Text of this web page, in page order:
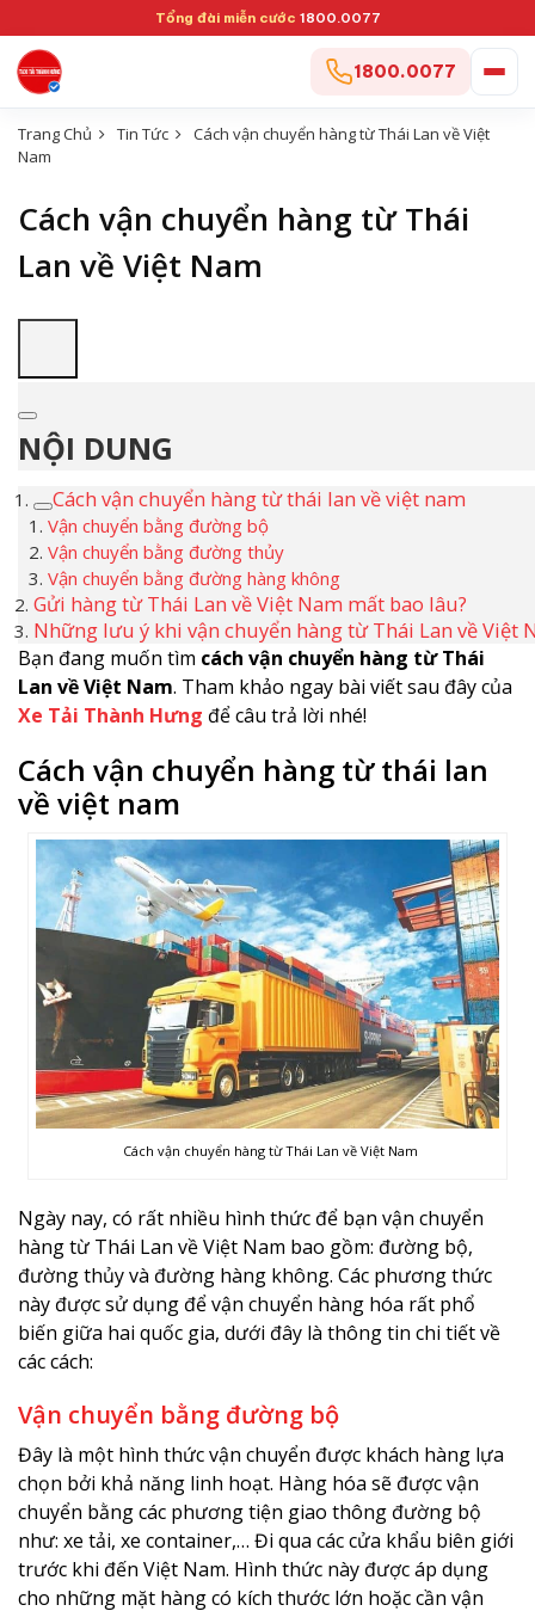
Tổng đài miễn cước 1800.0077
1800.0077
Trang Chủ Tin Tức
Cách vận chuyển hàng từ Thái Lan về Việt
Nam
Cách vận chuyển hàng từ Thái
Lan về Việt Nam
NỘI DUNG
Cách vận chuyển hàng từ thái lan về việt nam
Vận chuyển bằng đường bộ
Vận chuyển bằng đường thủy
Vận chuyển bằng đường hàng không
Gửi hàng từ Thái Lan về Việt Nam mất bao lâu?
Những lưu ý khi vận chuyển hàng từ Thái Lan về Việt
Bạn đang muốn tìm cách vận chuyển hàng từ Thái
Lan về Việt Nam. Tham khảo ngay bài viết sau đây của
Xe Tải Thành Hưng để câu trả lời nhé!
Cách vận chuyển hàng từ thái lan
về việt nam
Cách vận chuyển hàng từ Thái Lan về Việt Nam
Ngày nay, có rất nhiều hình thức để bạn vận chuyển
hàng từ Thái Lan về Việt Nam bao gồm: đường bộ,
đường thủy và đường hàng không. Các phương thức
này được sử dụng để vận chuyển hàng hóa rất phổ
biến giữa hai quốc gia, dưới đây là thông tin chi tiết về
các cách:
Vận chuyển bằng đường bộ
Đây là một hình thức vận chuyển được khách hàng lựa
chọn bởi khả năng linh hoạt. Hàng hóa sẽ được vận
chuyển bằng các phương tiện giao thông đường bộ
như: xe tải, xe container,… Đi qua các cửa khẩu biên giới
trước khi đến Việt Nam. Hình thức này được áp dụng
cho những mặt hàng có kích thước lớn hoặc cần vận